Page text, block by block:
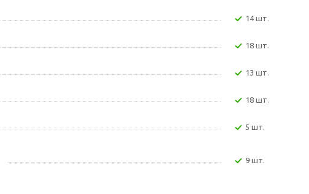
14 шт.
18 шт.
13 шт.
18 шт.
5 шт.
9 шт.